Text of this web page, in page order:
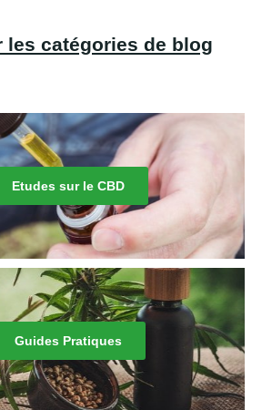
les catégories de blog
Etudes sur le CBD
Guides Pratiques